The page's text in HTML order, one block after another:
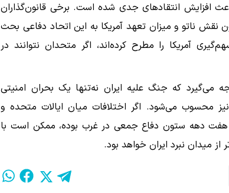
افزایش انتقادهای جدی شده است. برخی قانون‌گذاران
نقش ناتو و میزان تعهد آمریکا به این اتحاد دفاعی بحث
آمریکا را مطرح کرده‌اند، اگر متحدان نتوانند در
می‌گیرد که جنگ علیه ایران نه‌تنها یک بحران امنیتی
محسوب می‌شود. اگر اختلافات میان ایالات متحده و
هفت دهه ستون دفاع جمعی در غرب بوده، ممکن است با
میدان نبرد ایران خواهد بود.